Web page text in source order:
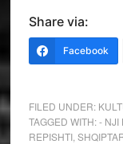
Share via:
Facebook
FILED UNDER:
TAGGED WITH:- NJI
REPISHTI,